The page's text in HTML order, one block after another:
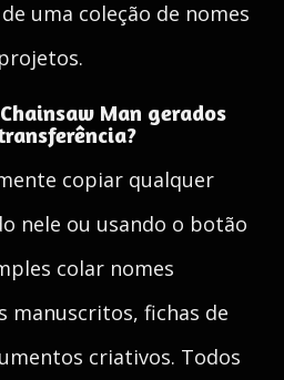
uma coleção de nomes
Man gerados
copiar qualquer
nele ou usando o botão
colar nomes
manuscritos, fichas de
criativos. Todos